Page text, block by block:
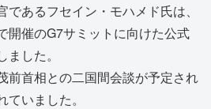
あるフセイン・モハメド氏は、
開催のG7サミットに向けた公式
した。
前首相との二国間会談が予定され
いました。